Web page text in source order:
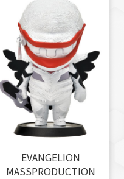
EVANGELION
MASSPRODUCTION